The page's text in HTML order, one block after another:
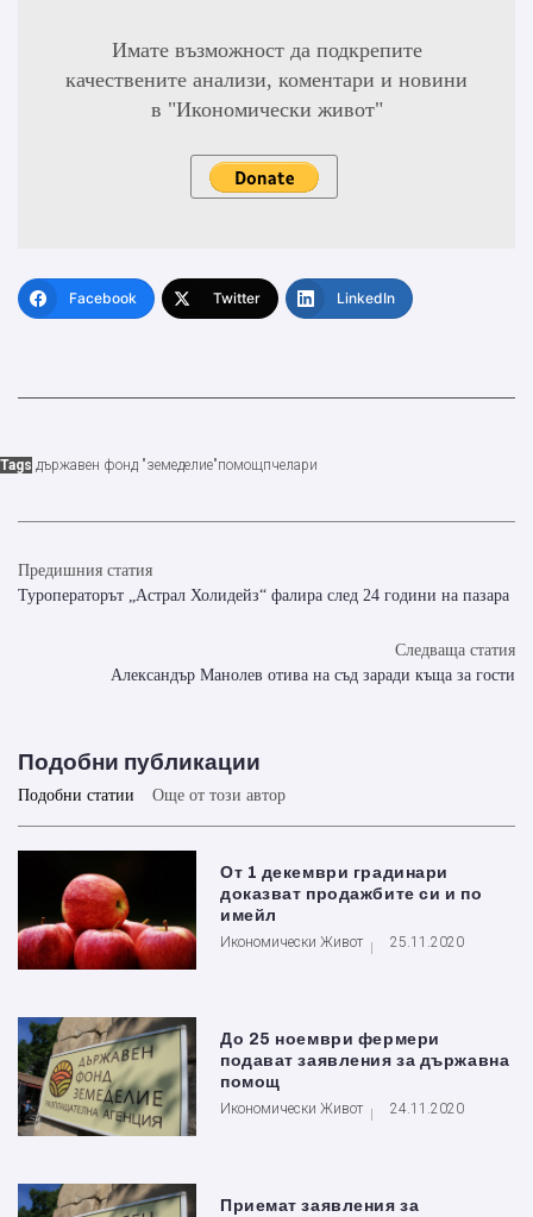
Имате възможност да подкрепите
качествените анализи, коментари и новини
в "Икономически живот"
Facebook Twitter LinkedIn
Tags държавен фонд "земеделие"помощпчелари
Предишния статия
Туроператорът „Астрал Холидейз“ фалира след 24 години на пазара
Следваща статия
Александър Манолев отива на съд заради къща за гости
Подобни публикации
Подобни статии Още от този автор
От 1 декември градинари
доказват продажбите си и по
имейл
Икономически Живот 25.11.2020
До 25 ноември фермери
подават заявления за държавна
помощ
Икономически Живот 24.11.2020
Приемат заявления за